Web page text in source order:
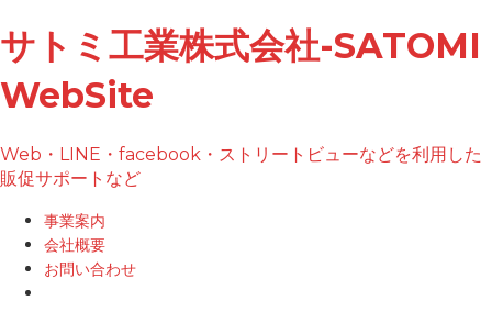
テ
ン
ツ
へ
キ
ッ
サトミ工業株式会社-SATOMI
WebSite
Web・LINE・facebook・ストリートビューなどを利用した
販促サポートなど
事業案内
会社概要
お問い合わせ